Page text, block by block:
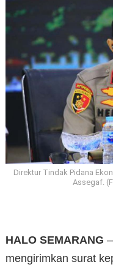
Direktur Tindak Pidana
Assegaf.
HALO SEMARANG
mengirimkan surat